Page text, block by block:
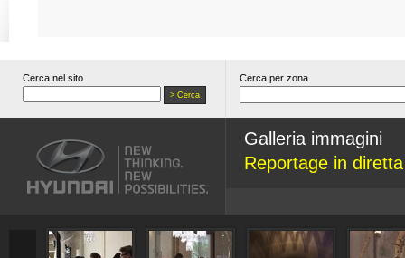
Cerca nel sito Cerca per zona
Galleria immagini
Reportage in